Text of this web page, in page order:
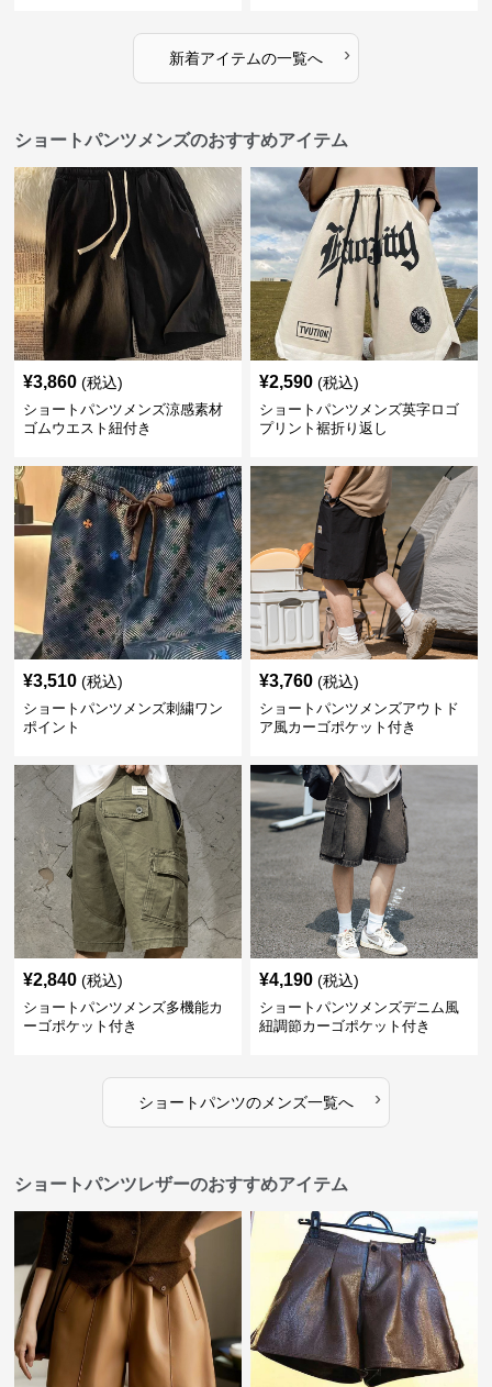
新着アイテムの一覧へ ›
ショートパンツメンズのおすすめアイテム
¥3,860 (税込)
ショートパンツメンズ涼感素材
ゴムウエスト紐付き
¥2,590 (税込)
ショートパンツメンズ英字ロゴ
プリント裾折り返し
¥3,510 (税込)
ショートパンツメンズ刺繍ワン
ポイント
¥3,760 (税込)
ショートパンツメンズアウトド
ア風カーゴポケット付き
¥2,840 (税込)
ショートパンツメンズ多機能カ
ーゴポケット付き
¥4,190 (税込)
ショートパンツメンズデニム風
紐調節カーゴポケット付き
ショートパンツのメンズ一覧へ ›
ショートパンツレザーのおすすめアイテム